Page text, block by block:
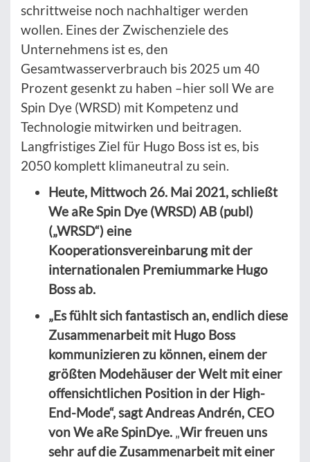
schrittweise noch nachhaltiger werden
wollen. Eines der Zwischenziele des
Unternehmens ist es, den
Gesamtwasserverbrauch bis 2025 um 40
Prozent gesenkt zu haben –hier soll We are
Spin Dye (WRSD) mit Kompetenz und
Technologie mitwirken und beitragen.
Langfristiges Ziel für Hugo Boss ist es, bis
2050 komplett klimaneutral zu sein.
Heute, Mittwoch 26. Mai 2021, schließt
We aRe Spin Dye (WRSD) AB (publ)
(„WRSD“) eine
Kooperationsvereinbarung mit der
internationalen Premiummarke Hugo
Boss ab.
„Es fühlt sich fantastisch an, endlich diese
Zusammenarbeit mit Hugo Boss
kommunizieren zu können, einem der
größten Modehäuser der Welt mit einer
offensichtlichen Position in der High-
End-Mode“, sagt Andreas Andrén, CEO
von We aRe SpinDye. „Wir freuen uns
sehr auf die Zusammenarbeit mit einer